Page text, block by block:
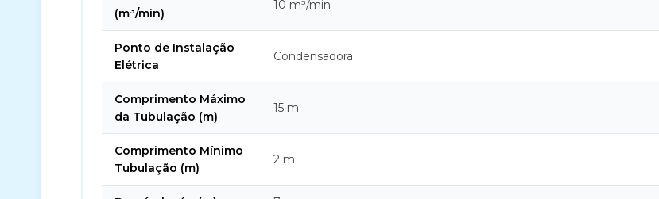
(m³/min)
10 m³/min
Ponto de Instalação
Elétrica
Condensadora
Comprimento Máximo
da Tubulação (m)
15 m
Comprimento Mínimo
Tubulação (m)
2 m